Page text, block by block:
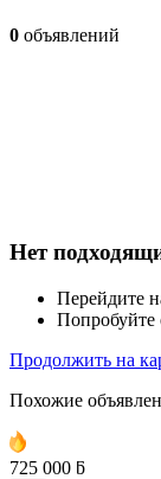
0 объявлений
Нет
Перейдите
Попробуйте
Продолжить на
Похожие
725 000 ƃ